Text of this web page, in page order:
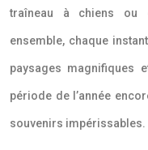
traîneau à chiens ou
ensemble, chaque
paysages magnifiques
période de l’année
souvenirs impérissables.